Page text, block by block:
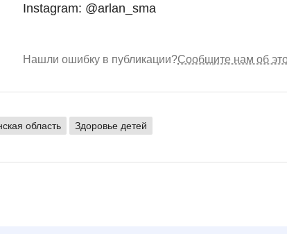
Instagram: @arlan_sma
Нашли ошибку в публикации?Сообщите нам об
область Здоровье детей